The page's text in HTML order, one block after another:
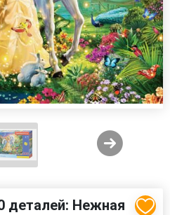
деталей: Нежная